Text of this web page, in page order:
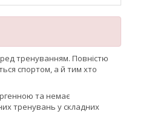
тренуванням. Повністю
спортом, а й тим хто
та немає
тренувань у складних